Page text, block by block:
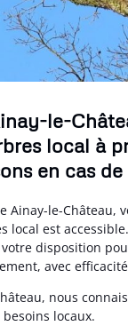
le-
local à
en cas
Ainay-le-Château,
local est accessible.
votre disposition
avec
nous
besoins locaux.